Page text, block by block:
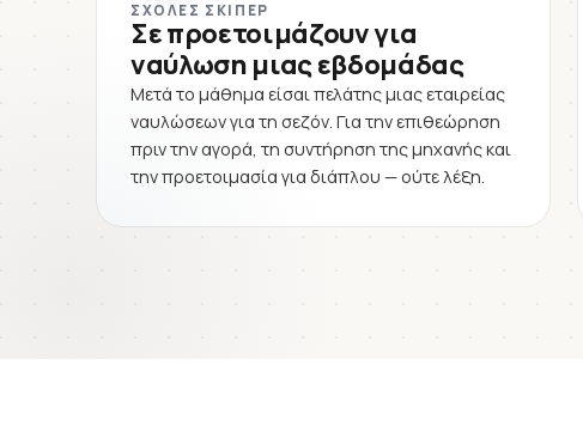
ΣΧΟΛΈΣ ΣΚΊΠΕΡ
Σε προετοιμάζουν για
ναύλωση μιας εβδομάδας
Μετά το μάθημα είσαι πελάτης μιας εταιρείας
ναυλώσεων για τη σεζόν. Για την επιθεώρηση
πριν την αγορά, τη συντήρηση της μηχανής και
την προετοιμασία για διάπλου — ούτε λέξη.